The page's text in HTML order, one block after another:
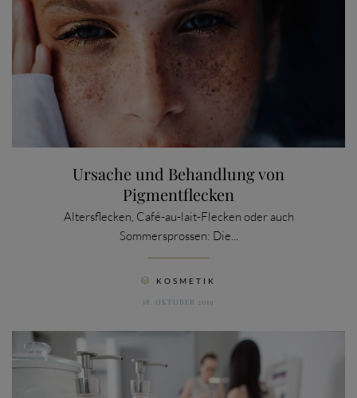
Ursache und Behandlung von
Pigmentflecken
Altersflecken, Café-au-lait-Flecken oder auch
Sommersprossen: Die...
 KOSMETIK
18. OKTOBER 2019